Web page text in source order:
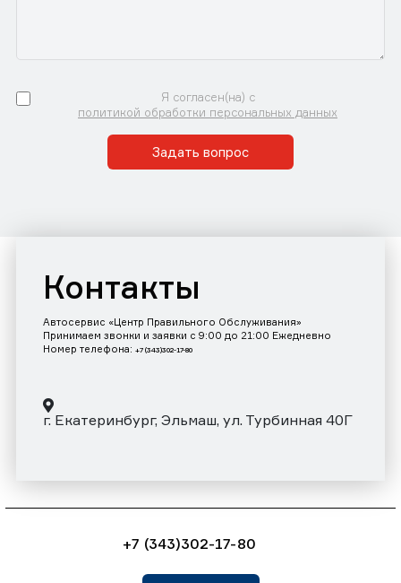
Я согласен(на) с
политикой обработки персональных данных
Задать вопрос
Контакты
Автосервис «Центр Правильного Обслуживания»
Принимаем звонки и заявки с 9:00 до 21:00 Ежедневно
Номер телефона: +7 (343)302-17-80
г. Екатеринбург, Эльмаш, ул. Турбинная 40Г
+7 (343)302-17-80